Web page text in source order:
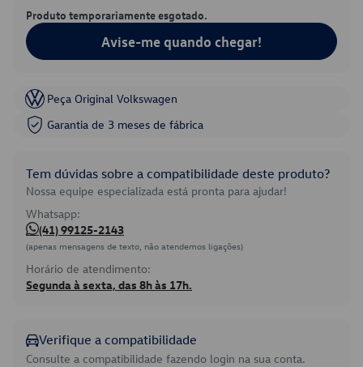
Produto temporariamente esgotado.
Avise-me quando chegar!
Peça Original Volkswagen
Garantia de 3 meses de fábrica
Tem dúvidas sobre a compatibilidade deste produto?
Nossa equipe especializada está pronta para ajudar!
Whatsapp:
(41) 99125-2143
(apenas mensagens de texto, não atendemos ligações)
Horário de atendimento:
Segunda à sexta, das 8h às 17h.
Verifique a compatibilidade
Consulte a compatibilidade fazendo login na sua conta.